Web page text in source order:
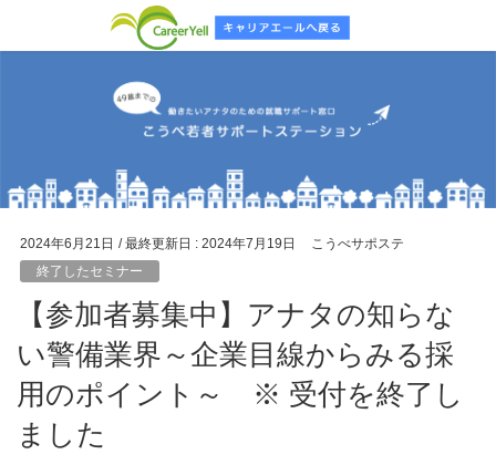
2024年6月21日 / 最終更新日 : 2024年7月19日
こうべサポステ
終了したセミナー
【参加者募集中】アナタの知らな
い警備業界～企業目線からみる採
用のポイント～ ※ 受付を終了し
ました